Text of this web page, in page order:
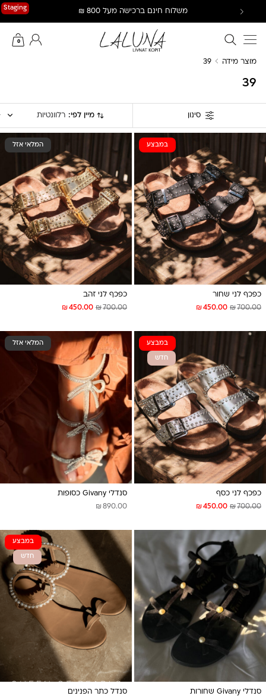
Staging משלוח חינם ברכישה מעל 800 ₪
חיפוש באתר
0
החשבון שלי
מוצר מידה 39
39
סינון מיין לפי: רלוונטיות
במבצע
כפכף לני שחור
₪450.00 ₪700.00
המלאי אזל
כפכף לני זהב
₪450.00 ₪700.00
במבצע
חדש
כפכף לני כסף
₪450.00 ₪700.00
המלאי אזל
סנדלי Givany כסופות
₪ 890.00
סנדלי Givany שחורות
במבצע
חדש
סנדל כתר הפנינים